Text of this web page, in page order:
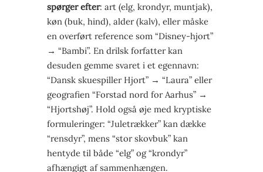
spørger efter: art (elg, krondyr, muntjak),
køn (buk, hind), alder (kalv), eller måske
en overført reference som “Disney-hjort”
→ “Bambi”. En drilsk forfatter kan
desuden gemme svaret i et egennavn:
“Dansk skuespiller Hjort” → “Laura” eller
geografien “Forstad nord for Aarhus” →
“Hjortshøj”. Hold også øje med kryptiske
formuleringer: “Juletrækker” kan dække
“rensdyr”, mens “stor skovbuk” kan
hentyde til både “elg” og “krondyr”
afhængigt af sammenhængen.